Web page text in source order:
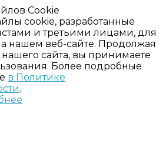
Cookie
cookie, разработанные
и третьими лицами, для
нашем веб-сайте. Продолжая
сайта, вы принимаете
Более подробные
в Политике
.